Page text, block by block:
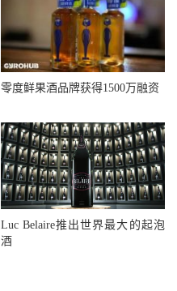
零度鲜果酒品牌获得1500万融资
Luc Belaire推出世界最大的起泡
酒